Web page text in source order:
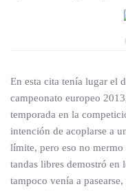
En esta cita tenía lugar el
campeonato europeo
temporada en la
intención de acoplarse a
límite, pero eso no
tandas libres demostró en
tampoco venía a